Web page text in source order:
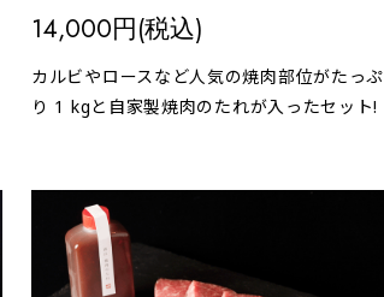
14,000円(税込)
カルビやロースなど人気の焼肉部位がたっぷ
り 1 kgと自家製焼肉のたれが入ったセット!